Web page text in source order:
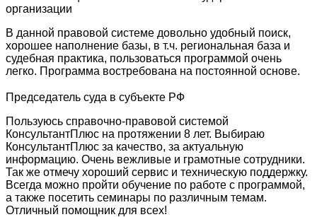
организации
В данной правовой системе довольно удобный поиск,
хорошее наполнение базы, в т.ч. региональная база и
судебная практика, пользоваться программой очень
легко. Программа востребована на постоянной основе.
Председатель суда в субъекте РФ
Пользуюсь справочно-правовой системой
КонсультантПлюс на протяжении 8 лет. Выбираю
КонсультантПлюс за качество, за актуальную
информацию. Очень вежливые и грамотные сотрудники.
Так же отмечу хороший сервис и техническую поддержку.
Всегда можно пройти обучение по работе с программой,
а также посетить семинары по различным темам.
Отличный помощник для всех!